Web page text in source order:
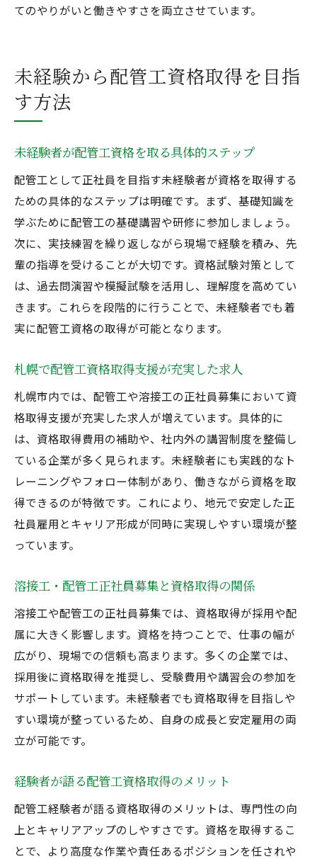
てのやりがいと働きやすさを両立させています。
未経験から配管工資格取得を目指
す方法
未経験者が配管工資格を取る具体的ステップ
配管工として正社員を目指す未経験者が資格を取得する
ための具体的なステップは明確です。まず、基礎知識を
学ぶために配管工の基礎講習や研修に参加しましょう。
次に、実技練習を繰り返しながら現場で経験を積み、先
輩の指導を受けることが大切です。資格試験対策として
は、過去問演習や模擬試験を活用し、理解度を高めてい
きます。これらを段階的に行うことで、未経験者でも着
実に配管工資格の取得が可能となります。
札幌で配管工資格取得支援が充実した求人
札幌市内では、配管工や溶接工の正社員募集において資
格取得支援が充実した求人が増えています。具体的に
は、資格取得費用の補助や、社内外の講習制度を整備し
ている企業が多く見られます。未経験者にも実践的なト
レーニングやフォロー体制があり、働きながら資格を取
得できるのが特徴です。これにより、地元で安定した正
社員雇用とキャリア形成が同時に実現しやすい環境が整
っています。
溶接工・配管工正社員募集と資格取得の関係
溶接工や配管工の正社員募集では、資格取得が採用や配
属に大きく影響します。資格を持つことで、仕事の幅が
広がり、現場での信頼も高まります。多くの企業では、
採用後に資格取得を推奨し、受験費用や講習会の参加を
サポートしています。未経験者でも資格取得を目指しや
すい環境が整っているため、自身の成長と安定雇用の両
立が可能です。
経験者が語る配管工資格取得のメリット
配管工経験者が語る資格取得のメリットは、専門性の向
上とキャリアアップのしやすさです。資格を取得するこ
とで、より高度な作業や責任あるポジションを任されや